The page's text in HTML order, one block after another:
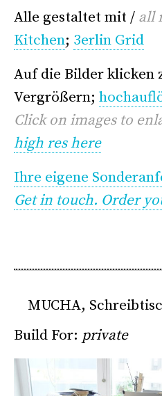
Alle gestaltet mit / all
Kitchen; 3erlin Grid
Auf die Bilder klicken
Vergrößern;
Click on images to
high res here
Ihre eigene
Get in touch. Order
MUCHA,
Build For: private